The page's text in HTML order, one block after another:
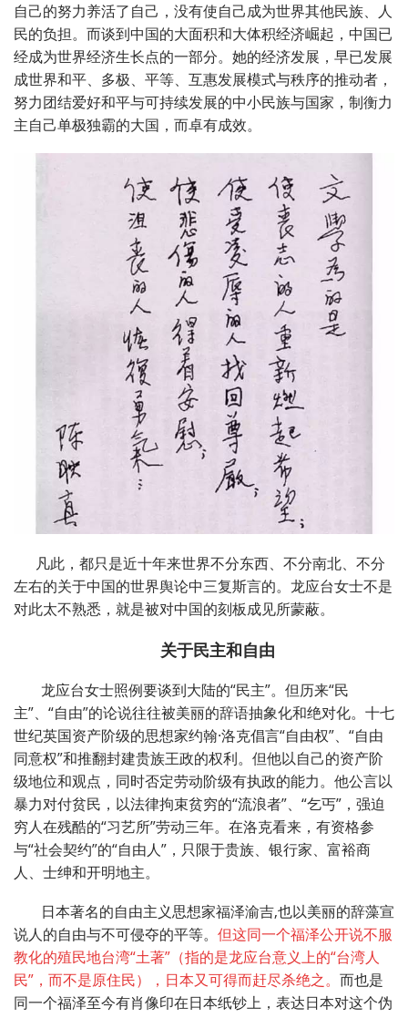
自己的努力养活了自己，没有使自己成为世界其他民族、人
民的负担。而谈到中国的大面积和大体积经济崛起，中国已
经成为世界经济生长点的一部分。她的经济发展，早已发展
成世界和平、多极、平等、互惠发展模式与秩序的推动者，
努力团结爱好和平与可持续发展的中小民族与国家，制衡力
主自己单极独霸的大国，而卓有成效。
凡此，都只是近十年来世界不分东西、不分南北、不分
左右的关于中国的世界舆论中三复斯言的。龙应台女士不是
对此太不熟悉，就是被对中国的刻板成见所蒙蔽。
关于民主和自由
龙应台女士照例要谈到大陆的“民主”。但历来“民
主”、“自由”的论说往往被美丽的辞语抽象化和绝对化。十七
世纪英国资产阶级的思想家约翰·洛克倡言“自由权”、“自由
同意权”和推翻封建贵族王政的权利。但他以自己的资产阶
级地位和观点，同时否定劳动阶级有执政的能力。他公言以
暴力对付贫民，以法律拘束贫穷的“流浪者”、“乞丐”，强迫
穷人在残酷的“习艺所”劳动三年。在洛克看来，有资格参
与“社会契约”的“自由人”，只限于贵族、银行家、富裕商
人、士绅和开明地主。
日本著名的自由主义思想家福泽渝吉,也以美丽的辞藻宣
说人的自由与不可侵夺的平等。 但这同一个福泽公开说不服
教化的殖民地台湾“土著”（指的是龙应台意义上的“台湾人
民”，而不是原住民），日本又可得而赶尽杀绝之。 而也是
同一个福泽至今有肖像印在日本纸钞上，表达日本对这个伪